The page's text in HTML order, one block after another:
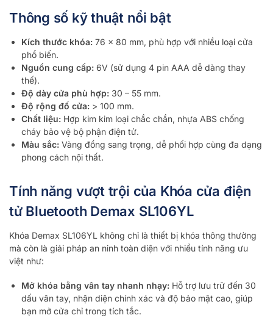
Thông số kỹ thuật nổi bật
Kích thước khóa: 76 x 80 mm, phù hợp với nhiều loại cửa
phổ biến.
Nguồn cung cấp: 6V (sử dụng 4 pin AAA dễ dàng thay
thế).
Độ dày cửa phù hợp: 30 – 55 mm.
Độ rộng đố cửa: > 100 mm.
Chất liệu: Hợp kim kim loại chắc chắn, nhựa ABS chống
cháy bảo vệ bộ phận điện tử.
Màu sắc: Vàng đồng sang trọng, dễ phối hợp cùng đa dạng
phong cách nội thất.
Tính năng vượt trội của Khóa cửa điện
tử Bluetooth Demax SL106YL
Khóa Demax SL106YL không chỉ là thiết bị khóa thông thường
mà còn là giải pháp an ninh toàn diện với nhiều tính năng ưu
việt như:
Mở khóa bằng vân tay nhanh nhạy: Hỗ trợ lưu trữ đến 30
dấu vân tay, nhận diện chính xác và độ bảo mật cao, giúp
bạn mở cửa chỉ trong tích tắc.